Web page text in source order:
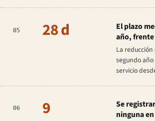
05 28 d
El plazo
año, frente
La
segundo
servicio
06 9
Se
ninguna